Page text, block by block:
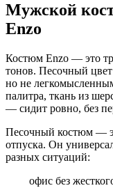
Мужской
Enzo
Костюм Enzo — это
тонов. Песочный цвет
но не
палитра, ткань из
— сидит ровно, без
Песочный костюм —
отпуска. Он
разных ситуаций:
офис без